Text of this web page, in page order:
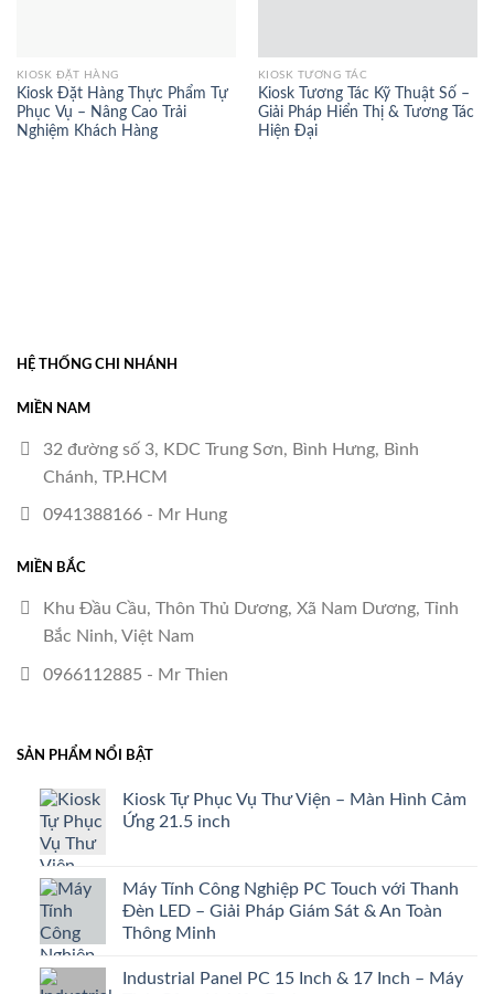
KIOSK ĐẶT HÀNG
Kiosk Đặt Hàng Thực Phẩm Tự
Phục Vụ – Nâng Cao Trải
Nghiệm Khách Hàng
KIOSK TƯƠNG TÁC
Kiosk Tương Tác Kỹ Thuật Số –
Giải Pháp Hiển Thị & Tương Tác
Hiện Đại
HỆ THỐNG CHI NHÁNH
MIỀN NAM
32 đường số 3, KDC Trung Sơn, Bình Hưng, Bình
Chánh, TP.HCM
0941388166 - Mr Hung
MIỀN BẮC
Khu Đầu Cầu, Thôn Thủ Dương, Xã Nam Dương, Tỉnh
Bắc Ninh, Việt Nam
0966112885 - Mr Thien
SẢN PHẨM NỔI BẬT
Kiosk Tự Phục Vụ Thư Viện – Màn Hình Cảm
Ứng 21.5 inch
Máy Tính Công Nghiệp PC Touch với Thanh
Đèn LED – Giải Pháp Giám Sát & An Toàn
Thông Minh
Industrial Panel PC 15 Inch & 17 Inch – Máy